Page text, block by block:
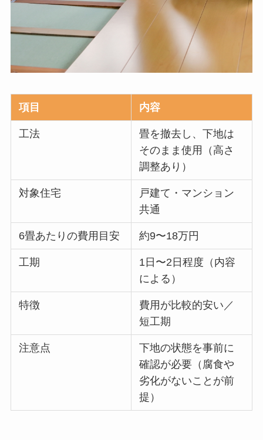
項目 内容
工法
畳を撤去し、下地は
そのまま使用（高さ
調整あり）
対象住宅
戸建て・マンション
共通
6畳あたりの費用目安 約9〜18万円
工期
1日〜2日程度（内容
による）
特徴
費用が比較的安い／
短工期
注意点
下地の状態を事前に
確認が必要（腐食や
劣化がないことが前
提）